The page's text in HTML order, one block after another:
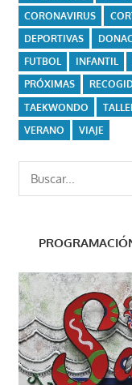
CORONAVIRUS
DEPORTIVAS
FUTBOL
INFANTIL
PRÓXIMAS
TAEKWONDO
VERANO
VIAJE